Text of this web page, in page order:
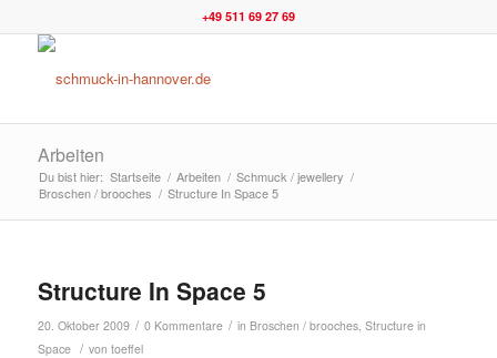
+49 511 69 27 69
Arbeiten
Du bist hier: Startseite / Arbeiten / Schmuck / jewellery /
Broschen / brooches / Structure In Space 5
Structure In Space 5
20. Oktober 2009 / 0 Kommentare / in Broschen / brooches, Structure in
Space / von toeffel